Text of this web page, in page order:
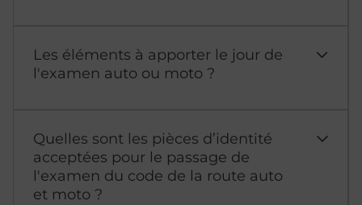
Les éléments à apporter le jour de
l'examen auto ou moto ?
Quelles sont les pièces d’identité
acceptées pour le passage de
l'examen du code de la route auto
et moto ?